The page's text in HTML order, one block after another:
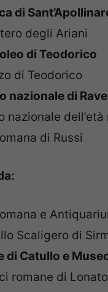
di
degli Ariani
di Teodorico
di Teodorico
nazionale di
nazionale
di Russi
e
Scaligero di
di Catullo e
romane di